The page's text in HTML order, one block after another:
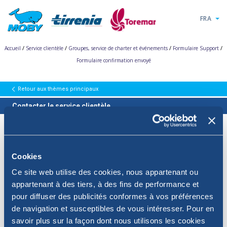
Cookies
Ce site web utilise des cookies, nous appartenant ou
appartenant à des tiers, à des fins de performance et
pour diffuser des publicités conformes à vos préférences
de navigation et susceptibles de vous intéresser. Pour en
savoir plus sur la façon dont nous utilisons les cookies
FRA
Accueil / Service clientèle / Groupes, service de charter et événements / Formulaire Support /
Formulaire confirmation envoyé
Retour aux thèmes principaux
Contacter le service clientèle